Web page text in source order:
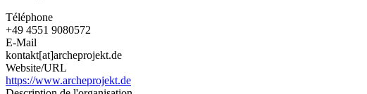
Téléphone
+49 4551 9080572
E-Mail
kontakt[at]archeprojekt.de
Website/URL
https://www.archeprojekt.de